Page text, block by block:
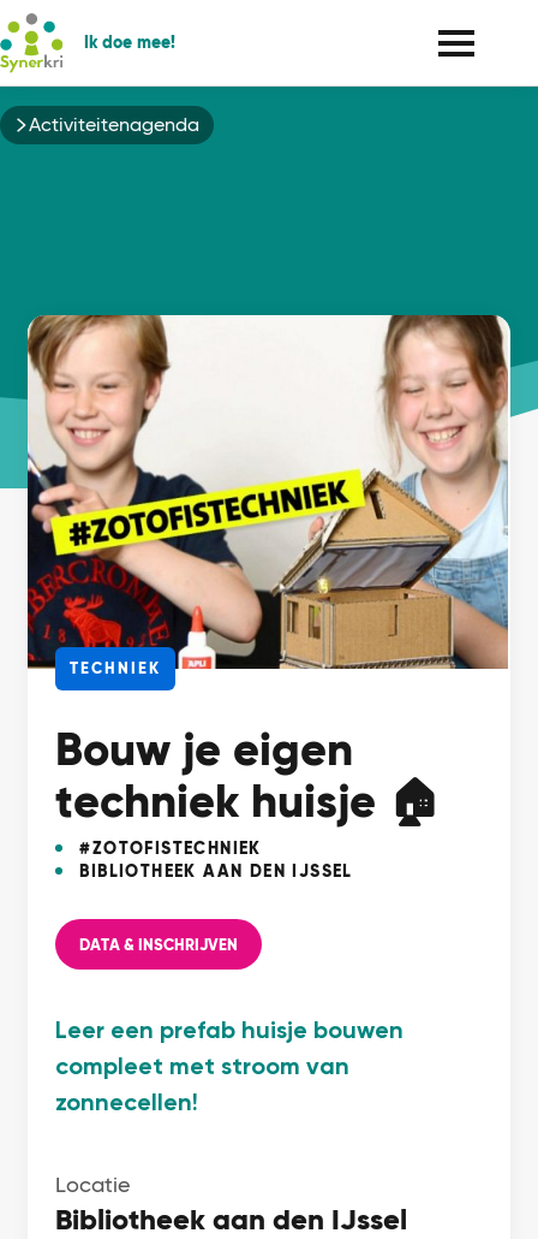
Ik doe mee!
Kruimelpad
Activiteitenagenda
TECHNIEK
Bouw je eigen
techniek huisje 🏠
#ZOTOFISTECHNIEK
BIBLIOTHEEK AAN DEN IJSSEL
DATA & INSCHRIJVEN
Leer een prefab huisje bouwen
compleet met stroom van
zonnecellen!
Locatie
Bibliotheek aan den IJssel